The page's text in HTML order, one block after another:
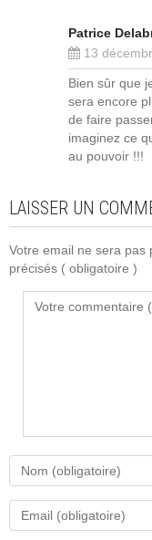
Patrice
13
Bien sûr que
sera encore
de faire
imaginez ce
au pouvoir !!!
LAISSER UN
Votre email ne sera pas
précisés ( obligatoire )